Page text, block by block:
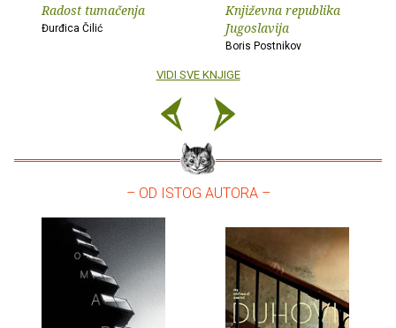
Radost tumačenja
Đurđica Čilić
Književna republika
Jugoslavija
Boris Postnikov
VIDI SVE KNJIGE
– OD ISTOG AUTORA –